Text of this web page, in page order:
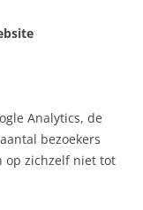
Analytics, de
bezoekers
op zichzelf niet tot